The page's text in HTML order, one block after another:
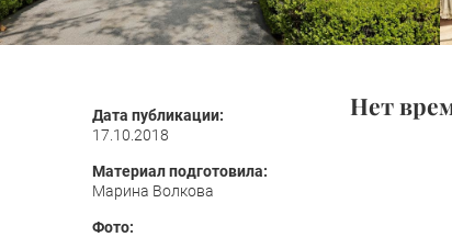
Дата публикации:
17.10.2018
Материал подготовила:
Марина Волкова
Фото:
Нет